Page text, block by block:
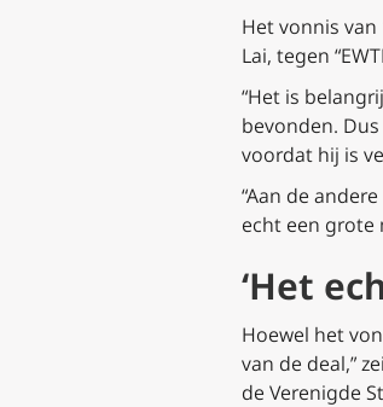
Het vonnis van
Lai, tegen
“Het is
bevonden.
voordat hij is
“Aan de
echt een grote
‘Het
Hoewel het
van de deal,”
de Verenigde